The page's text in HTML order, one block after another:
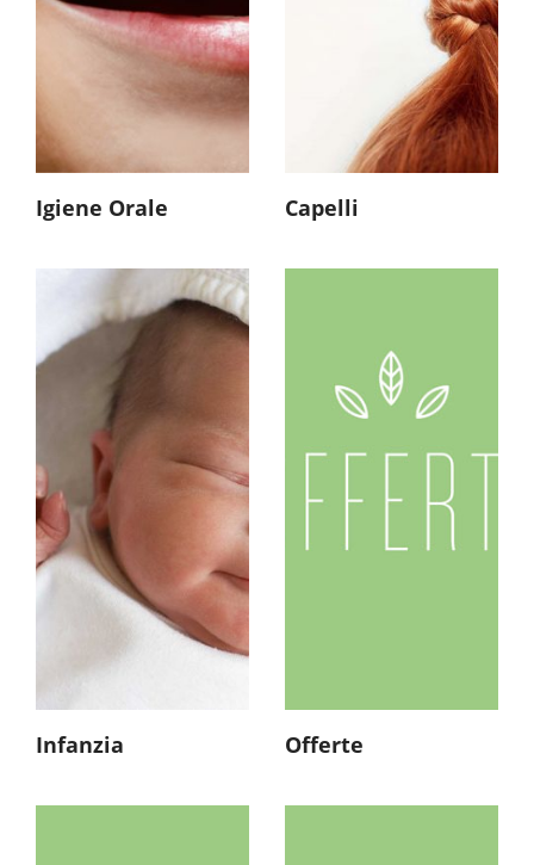
Igiene Orale Capelli
Integratori Infanzia
Detersione e
Idratazione
Accessori
Infanzia Offerte